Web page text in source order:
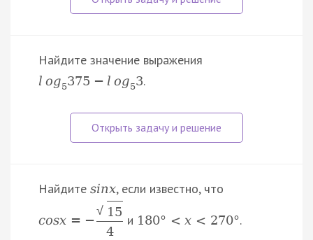
Найдите значение выражения
l og5375 − l og53.
Найдите sinx, если известно, что
cosx = −
√ 15
4
и 180° < x < 270°.